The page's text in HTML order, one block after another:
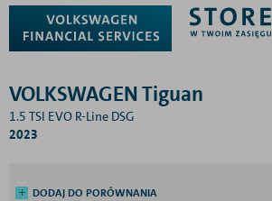
VOLKSWAGEN Tiguan
1.5 TSI EVO R-Line DSG
2023
DODAJ DO PORÓWNANIA